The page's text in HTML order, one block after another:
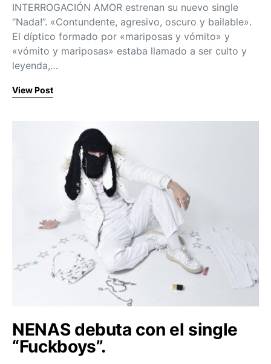
INTERROGACIÓN AMOR estrenan su nuevo single
“Nada!”. «Contundente, agresivo, oscuro y bailable».
El díptico formado por «mariposas y vómito» y
«vómito y mariposas» estaba llamado a ser culto y
leyenda,…
View Post
NENAS debuta con el single
“Fuckboys”.